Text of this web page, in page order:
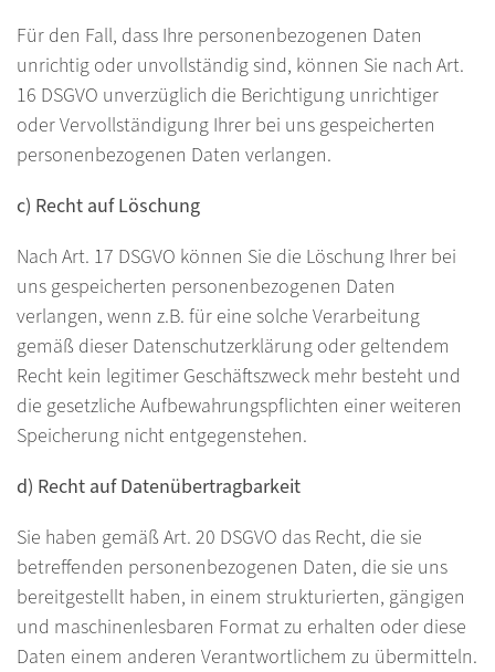
Für den Fall, dass Ihre personenbezogenen Daten
unrichtig oder unvollständig sind, können Sie nach Art.
16 DSGVO unverzüglich die Berichtigung unrichtiger
oder Vervollständigung Ihrer bei uns gespeicherten
personenbezogenen Daten verlangen.
c) Recht auf Löschung
Nach Art. 17 DSGVO können Sie die Löschung Ihrer bei
uns gespeicherten personenbezogenen Daten
verlangen, wenn z.B. für eine solche Verarbeitung
gemäß dieser Datenschutzerklärung oder geltendem
Recht kein legitimer Geschäftszweck mehr besteht und
die gesetzliche Aufbewahrungspflichten einer weiteren
Speicherung nicht entgegenstehen.
d) Recht auf Datenübertragbarkeit
Sie haben gemäß Art. 20 DSGVO das Recht, die sie
betreffenden personenbezogenen Daten, die sie uns
bereitgestellt haben, in einem strukturierten, gängigen
und maschinenlesbaren Format zu erhalten oder diese
Daten einem anderen Verantwortlichem zu übermitteln.